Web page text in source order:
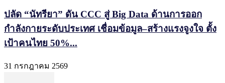
ปลัด “นัทรียา” ดัน CCC สู่ Big Data ด้านการออก
กำลังกายระดับประเทศ เชื่อมข้อมูล–สร้างแรงจูงใจ ตั้ง
เป้าคนไทย 50%...
31 กรกฎาคม 2569